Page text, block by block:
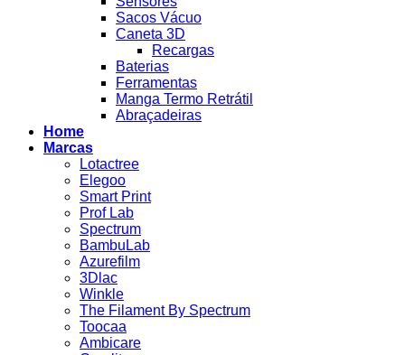
Sacos Vácuo
Caneta 3D
Recargas
Baterias
Ferramentas
Manga Termo Retrátil
Abraçadeiras
Home
Marcas
Lotactree
Elegoo
Smart Print
Prof Lab
Spectrum
BambuLab
Azurefilm
3Dlac
Winkle
The Filament By Spectrum
Toocaa
Ambicare